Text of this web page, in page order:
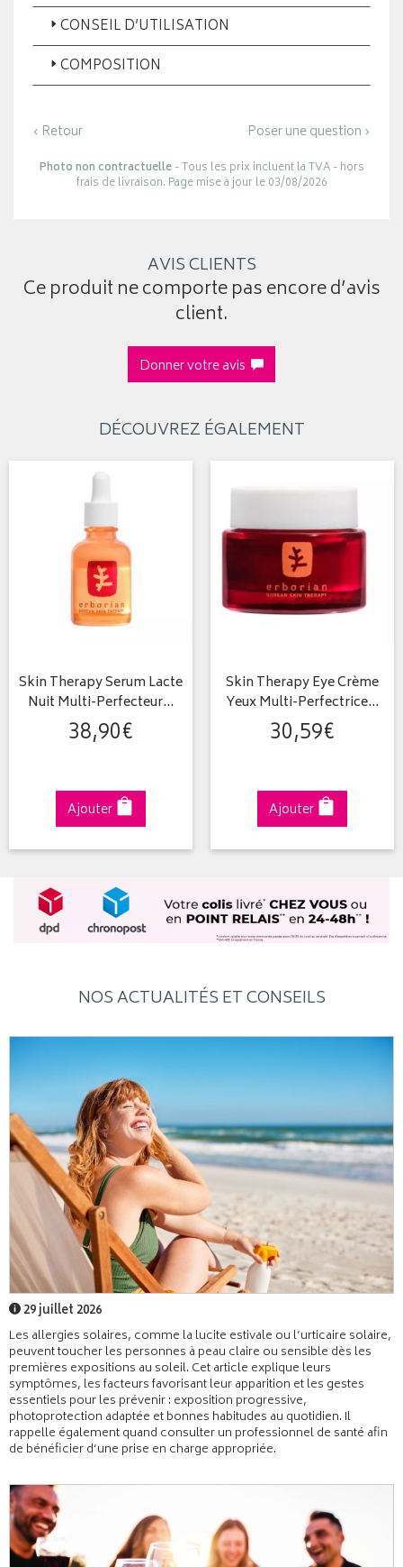
CONSEIL D’UTILISATION
COMPOSITION
‹ Retour Poser une question ›
Photo non contractuelle- Tous les prix incluent la TVA - hors
frais de livraison. Page mise à jour le 03/08/2026
AVIS CLIENTS
Ce produit ne comporte pas encore d’avis
client.
Donner votre avis
DÉCOUVREZ ÉGALEMENT
Skin Therapy Serum Lacte
Nuit Multi-Perfecteur…
38,90€
Ajouter
Skin Therapy Eye Crème
Yeux Multi-Perfectrice…
30,59€
Ajouter
NOS ACTUALITÉS ET CONSEILS
29 juillet 2026
Les allergies solaires, comme la lucite estivale ou l’urticaire solaire,
peuvent toucher les personnes à peau claire ou sensible dès les
premières expositions au soleil. Cet article explique leurs
symptômes, les facteurs favorisant leur apparition et les gestes
essentiels pour les prévenir : exposition progressive,
photoprotection adaptée et bonnes habitudes au quotidien. Il
rappelle également quand consulter un professionnel de santé afin
de bénéficier d’une prise en charge appropriée.